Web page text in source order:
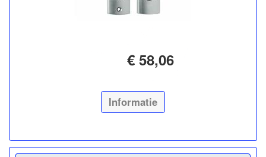
€ 58,06
Informatie